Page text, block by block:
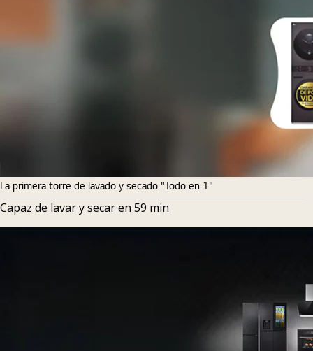
La primera torre de lavado y secado "Todo en 1"
Capaz de lavar y secar en 59 min